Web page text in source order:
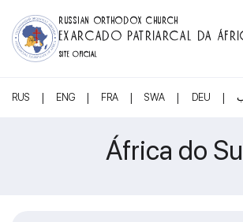
RUSSIAN ORTHODOX CHURCH
EXARCADO PATRIARCAL DA
SITE OFICIAL
RUS | ENG | FRA | SWA | DEU |
África do